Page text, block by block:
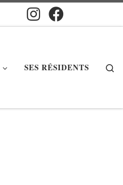
SES RÉSIDENTS